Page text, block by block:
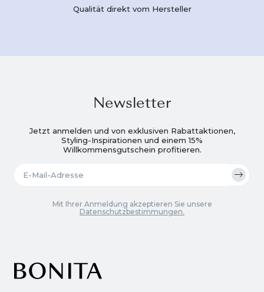
Qualität direkt vom Hersteller
Newsletter
Jetzt anmelden und von exklusiven Rabattaktionen,
Styling-Inspirationen und einem 15%
Willkommensgutschein profitieren.
Mit Ihrer Anmeldung akzeptieren Sie unsere
Datenschutzbestimmungen.